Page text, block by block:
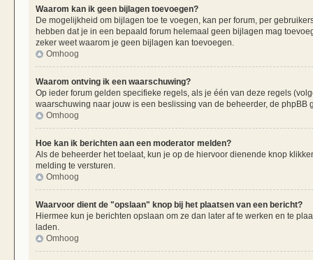
Waarom kan ik geen bijlagen toevoegen?
De mogelijkheid om bijlagen toe te voegen, kan per forum, per
hebben dat je in een bepaald forum helemaal geen bijlagen mag
zeker weet waarom je geen bijlagen kan toevoegen.
Omhoog
Waarom ontving ik een waarschuwing?
Op ieder forum gelden specifieke regels, als je één van deze regels
waarschuwing naar jouw is een beslissing van de beheerder, de phpBB
Omhoog
Hoe kan ik berichten aan een moderator melden?
Als de beheerder het toelaat, kun je op de hiervoor dienende knop
melding te versturen.
Omhoog
Waarvoor dient de "opslaan" knop bij het plaatsen van een bericht?
Hiermee kun je berichten opslaan om ze dan later af te werken en te
laden.
Omhoog